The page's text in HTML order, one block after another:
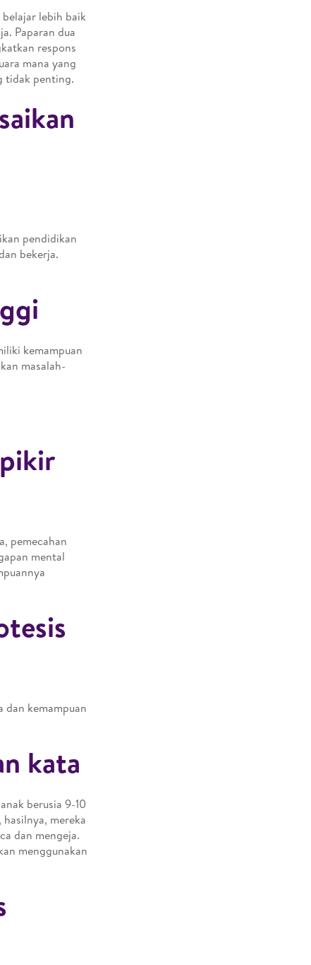
lebih baik
Paparan dua
respons
mana yang
tidak penting.
pendidikan
bekerja.
kemampuan
masalah-
pemecahan
mental
dan kemampuan
kata
berusia 9-10
mereka
dan mengeja.
menggunakan